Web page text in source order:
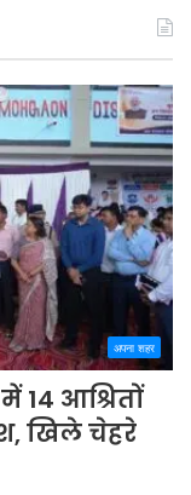
अपना शहर
14 आश्रितों
खिले चेहरे